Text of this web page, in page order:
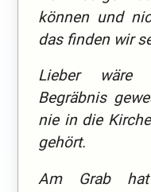
können und
das finden wir
Lieber wäre
Begräbnis
nie in die
gehört.
Am Grab